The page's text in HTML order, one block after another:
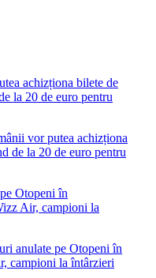
vor putea achizționa
de la 20 de euro pentru
anulate pe Otopeni în
campioni la întârzieri